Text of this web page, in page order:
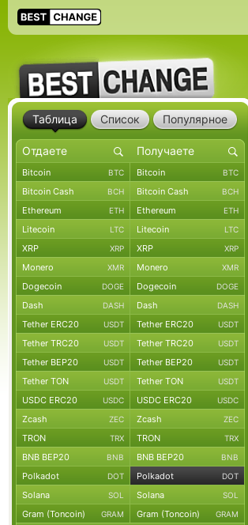
Таблица Список Популярное
Bitcoin BTC Bitcoin BTC
Bitcoin Cash BCH Bitcoin Cash BCH
Ethereum ETH Ethereum ETH
Litecoin LTC Litecoin LTC
XRP XRP XRP XRP
Monero XMR Monero XMR
Dogecoin DOGE Dogecoin DOGE
Dash DASH Dash DASH
Tether ERC20 USDT Tether ERC20 USDT
Tether TRC20 USDT Tether TRC20 USDT
Tether BEP20 USDT Tether BEP20 USDT
Tether TON USDT Tether TON USDT
USDC ERC20 USDC USDC ERC20 USDC
Zcash ZEC Zcash ZEC
TRON TRX TRON TRX
BNB BEP20 BNB BNB BEP20 BNB
Polkadot DOT Polkadot DOT
Solana SOL Solana SOL
Gram (Toncoin) GRAM Gram (Toncoin) GRAM